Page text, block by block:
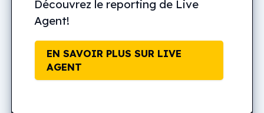
Découvrez le reporting de Live
Agent!
EN SAVOIR PLUS SUR LIVE
AGENT